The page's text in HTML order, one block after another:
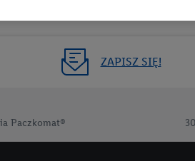
ZAPISZ SIĘ!
Paczkomat®
opiera się na generowaniu profili, które
lub płci - a także dokładnych danych
tym przechowywanie lub uzyskiwanie
celu pomiaru wydajności/skuteczności
bezpieczeństwa technicznego i